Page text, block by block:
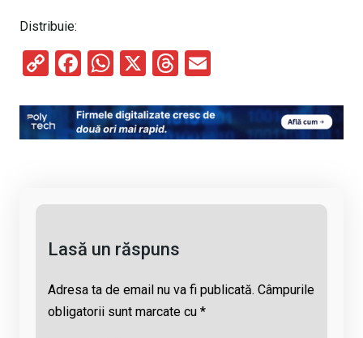
Distribuie:
C
py
Li
F
ce
b
W
at
s
X
T
e
a
ail
Lasă un răspuns
Adresa ta de email nu va fi publicată. Câmpurile
obligatorii sunt marcate cu *